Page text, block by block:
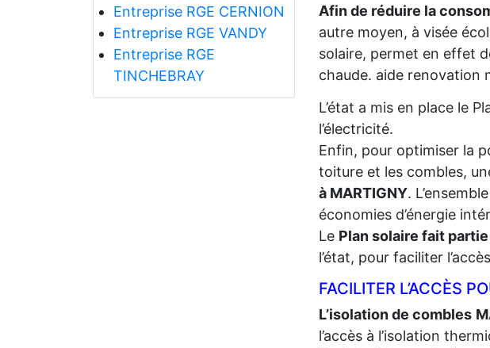
Entreprise RGE CERNION
Entreprise RGE VANDY
Entreprise RGE
TINCHEBRAY
Afin de réduire la
autre moyen, à visée
solaire, permet en effet
chaude. aide renovation
L’état a mis en place le
l’électricité.
Enfin, pour optimiser la
toiture et les combles,
à MARTIGNY.
économies d’énergie
Le Plan solaire fait
l’état, pour faciliter
FACILITER L’ACCÈS
L’isolation de combles
l’accès à l’isolation